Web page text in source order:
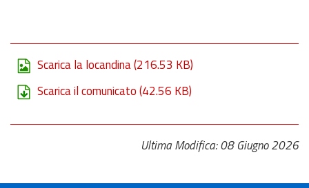
Scarica la locandina(216.53 KB)
Scarica il comunicato(42.56 KB)
Ultima Modifica: 08 Giugno 2026